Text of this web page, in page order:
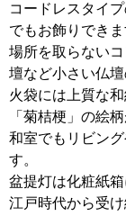
コードレスタイ
でもお飾りできま
場所を取らない
壇など小さい仏壇
火袋には上質な
「菊桔梗」の絵
和室でもリビン
す。
盆提灯は化粧紙箱
江戸時代から受